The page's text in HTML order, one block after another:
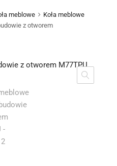
meblowe
Koła meblowe
z otworem